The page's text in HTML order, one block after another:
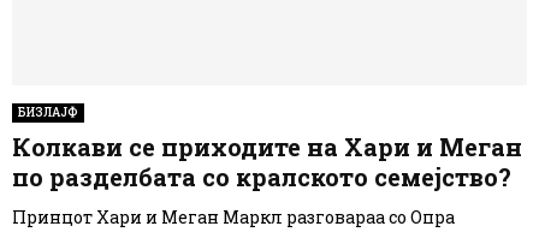
БИЗЛАЈФ
Колкави се приходите на Хари и Меган
по разделбата со кралското семејство?
Принцот Хари и Меган Маркл разговараа со Опра